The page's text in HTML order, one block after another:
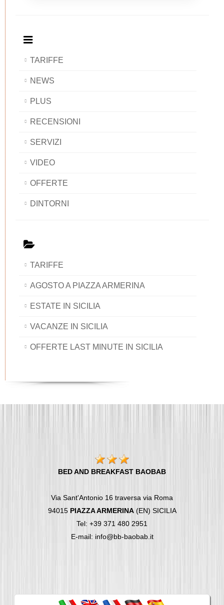
TARIFFE
NEWS
PLUS
RECENSIONI
SERVIZI
VIDEO
OFFERTE
DINTORNI
TARIFFE
AGOSTO A PIAZZA ARMERINA
ESTATE IN SICILIA
VACANZE IN SICILIA
OFFERTE LAST MINUTE IN SICILIA
BED AND BREAKFAST BAOBAB
Via Sant'Antonio 16 traversa via Roma
94015 PIAZZA ARMERINA(EN) SICILIA
Tel: +39 371 480 2951
E-mail: info@bb-baobab.it